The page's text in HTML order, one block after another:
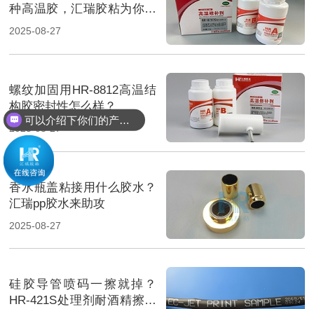
种高温胶，汇瑞胶粘为你提
供解决方案
2025-08-27
螺纹加固用HR-8812高温结
构胶密封性怎么样？
2025-08-27
香水瓶盖粘接用什么胶水？
汇瑞pp胶水来助攻
2025-08-27
硅胶导管喷码一擦就掉？
HR-421S处理剂耐酒精擦拭